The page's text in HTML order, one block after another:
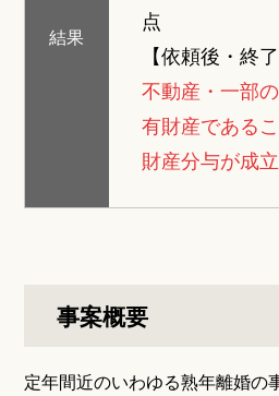
結果
点
【依頼後・終了
不動産・一部
有財産である
財産分与が成立
事案概要
定年間近のいわゆる熟年離婚の